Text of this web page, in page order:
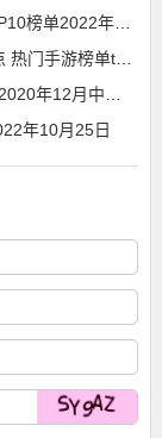
日ps4游戏销量排行
手游榜单top10
戏销量排行榜一览
年10月25日